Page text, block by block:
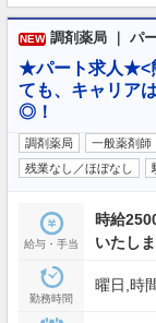
NEW 調剤薬局 ｜ パ
★パート求人★<
ても、キャリア
◎！
調剤薬局 一般薬剤師
残業なし／ほぼなし
給与・手当
時給
いたし
勤務時間
曜日,時